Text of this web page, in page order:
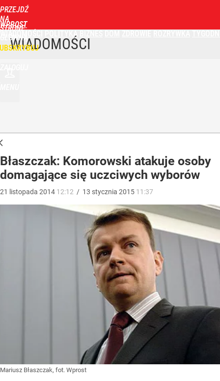
PRZEJDŹ
NA
STRONĘ
GŁÓWNĄ
WPROST
POLITYKA
WIADOMOŚCI
Błaszczak: Komorowski atakuje osoby
domagające się uczciwych wyborów
21 listopada 2014 12:12 / 13 stycznia 2015 11:37
Mariusz Błaszczak, fot. Wprost